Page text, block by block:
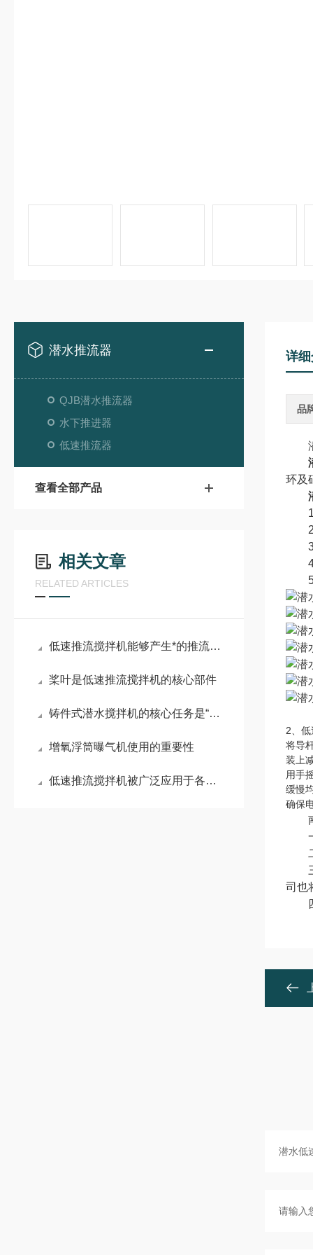
潜水推流器
QJB潜水推流器
水下推进器
低速推流器
查看全部产品
相关文章
RELATED ARTICLES
低速推流搅拌机能够产生*的推流效应
桨叶是低速推流搅拌机的核心部件
铸件式潜水搅拌机的核心任务是“搅动水流”
增氧浮筒曝气机使用的重要性
低速推流搅拌机被广泛应用于各种规模的水处理项目中
详
品
潜
环及
2.
3.
4.
5.
2、
将导
装上
用手
缓慢
确保
南
一.
二.
三.
司也
四.